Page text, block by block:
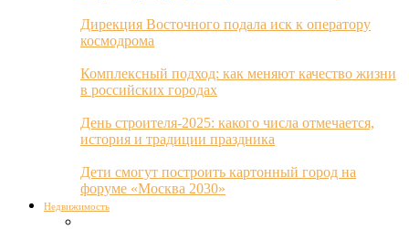
Дирекция Восточного подала иск к оператору
космодрома
Комплексный подход: как меняют качество жизни
в российских городах
День строителя-2025: какого числа отмечается,
история и традиции праздника
Дети смогут построить картонный город на
форуме «Москва 2030»
Недвижимость